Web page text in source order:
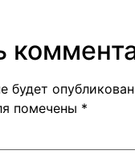
будет
помечены *